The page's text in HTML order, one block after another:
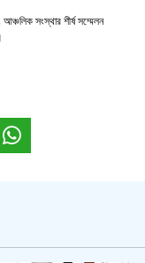
সংস্থার শীর্ষ সম্মেলন